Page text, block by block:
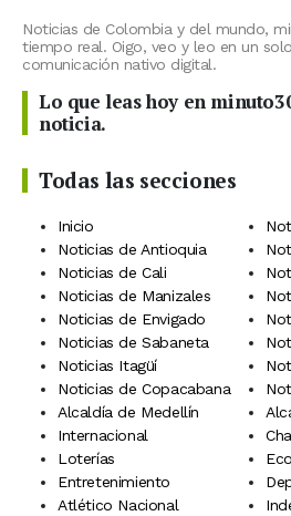
Noticias de Colombia y del mundo,
tiempo real. Oigo, veo y leo en un
comunicación nativo digital.
Lo que leas hoy en
noticia.
Todas las secciones
Inicio
Noticias de Antioquia
Noticias de Cali
Noticias de Manizales
Noticias de Envigado
Noticias de Sabaneta
Noticias Itagüí
Noticias de Copacabana
Alcaldía de Medellín
Internacional
Loterías
Entretenimiento
Atlético Nacional